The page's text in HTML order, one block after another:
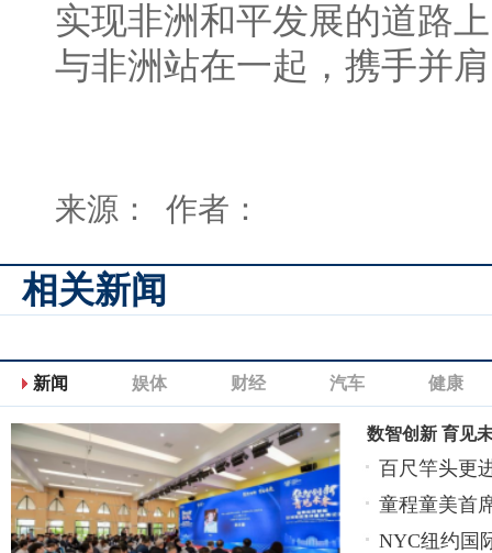
实现非洲和平发展的道路
与非洲站在一起，携手并
来源： 作者：
相关新闻
新闻 娱体 财经 汽车 健康
数智创新 育见
百尺竿头更
点！
童程童美首
NYC纽约国